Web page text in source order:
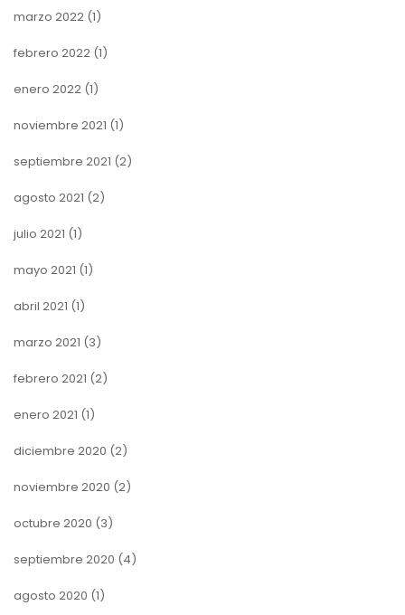
marzo 2022 (1)
febrero 2022 (1)
enero 2022 (1)
noviembre 2021 (1)
septiembre 2021 (2)
agosto 2021 (2)
julio 2021 (1)
mayo 2021 (1)
abril 2021 (1)
marzo 2021 (3)
febrero 2021 (2)
enero 2021 (1)
diciembre 2020 (2)
noviembre 2020 (2)
octubre 2020 (3)
septiembre 2020 (4)
agosto 2020 (1)